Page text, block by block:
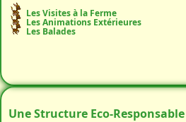
Les Visites à la Ferme
Les Animations Extérieures
Les Balades
Une Structure Eco-Responsable